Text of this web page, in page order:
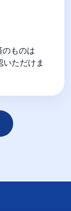
のものは
いただけま